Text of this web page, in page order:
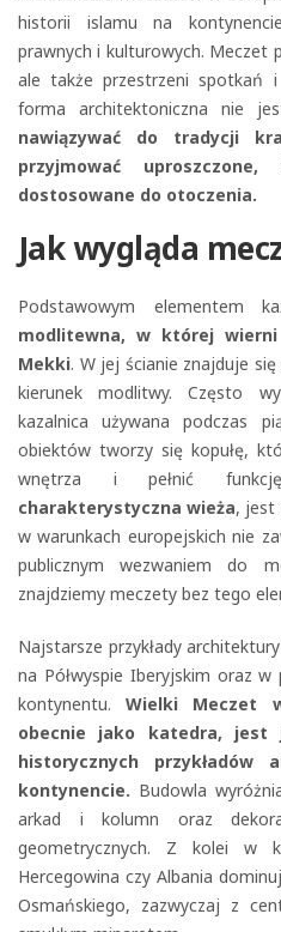
historii islamu na
prawnych i kulturowych. Meczet
ale także przestrzeni spotkań i
forma architektoniczna nie
nawiązywać do tradycji
przyjmować uproszczone,
dostosowane do otoczenia.
Jak wygląda
Podstawowym elementem
modlitewna, w której
Mekki. W jej ścianie znajduje
kierunek modlitwy. Często
kazalnica używana podczas
obiektów tworzy się kopułę,
wnętrza i pełnić
charakterystyczna wieża, jest
w warunkach europejskich nie
publicznym wezwaniem do
znajdziemy meczety bez tego
Najstarsze przykłady
na Półwyspie Iberyjskim oraz w
kontynentu.Wielki Meczet
obecnie jako katedra, jest
historycznych przykładów
kontynencie. Budowla
arkad i kolumn oraz
geometrycznych. Z kolei w
Hercegowina czy Albania
Osmańskiego, zazwyczaj z